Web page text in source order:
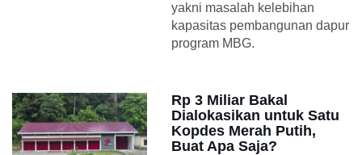
yakni masalah kelebihan
kapasitas pembangunan dapur
program MBG.
Rp 3 Miliar Bakal
Dialokasikan untuk Satu
Kopdes Merah Putih,
Buat Apa Saja?